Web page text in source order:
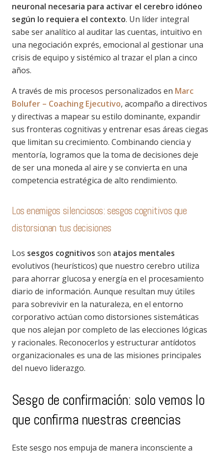
neuronal necesaria para activar el cerebro idóneo
según lo requiera el contexto. Un líder integral
sabe ser analítico al auditar las cuentas, intuitivo en
una negociación exprés, emocional al gestionar una
crisis de equipo y sistémico al trazar el plan a cinco
años.
A través de mis procesos personalizados en Marc
Bolufer – Coaching Ejecutivo, acompaño a directivos
y directivas a mapear su estilo dominante, expandir
sus fronteras cognitivas y entrenar esas áreas ciegas
que limitan su crecimiento. Combinando ciencia y
mentoría, logramos que la toma de decisiones deje
de ser una moneda al aire y se convierta en una
competencia estratégica de alto rendimiento.
Los enemigos silenciosos: sesgos cognitivos que
distorsionan tus decisiones
Los sesgos cognitivos son atajos mentales
evolutivos (heurísticos) que nuestro cerebro utiliza
para ahorrar glucosa y energía en el procesamiento
diario de información. Aunque resultan muy útiles
para sobrevivir en la naturaleza, en el entorno
corporativo actúan como distorsiones sistemáticas
que nos alejan por completo de las elecciones lógicas
y racionales. Reconocerlos y estructurar antídotos
organizacionales es una de las misiones principales
del nuevo liderazgo.
Sesgo de confirmación: solo vemos lo
que confirma nuestras creencias
Este sesgo nos empuja de manera inconsciente a